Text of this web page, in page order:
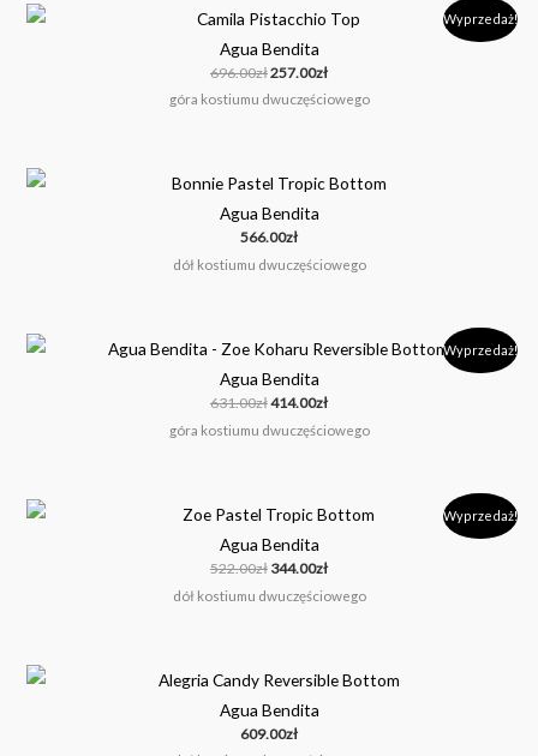
Wyprzedaż!
Agua Bendita
696.00zł
Pierwotna
cena
wynosiła:
696.00zł.
257.00zł
Aktualna
cena
257.00zł.
góra kostiumu dwuczęściowego
Agua Bendita
566.00zł
dół kostiumu dwuczęściowego
Wyprzedaż!
Agua Bendita
631.00zł
Pierwotna
cena
wynosiła:
631.00zł.
414.00zł
Aktualna
cena
414.00zł.
góra kostiumu dwuczęściowego
Wyprzedaż!
Agua Bendita
522.00zł
Pierwotna
cena
wynosiła:
522.00zł.
344.00zł
Aktualna
cena
344.00zł.
dół kostiumu dwuczęściowego
Agua Bendita
609.00zł